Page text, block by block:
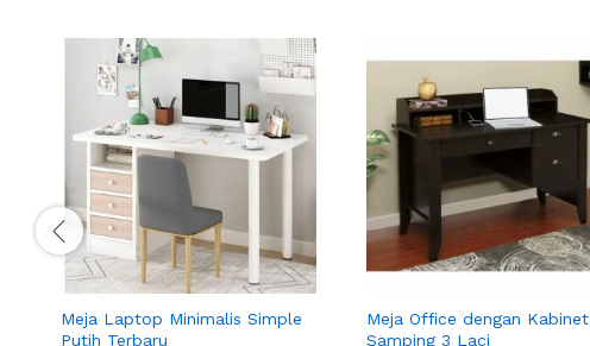
Meja Laptop Minimalis Simple
Putih Terbaru
Meja Office dengan Kabinet
Samping 3 Laci